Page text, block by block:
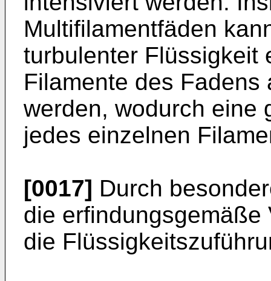
Multifilamentfäden
turbulenter Flüssigkeit
Filamente des
werden, wodurch eine
jedes einzelnen
[0017] Durch
die erfindungsgemäße
die